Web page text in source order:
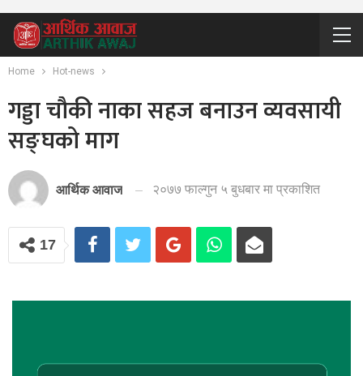
Home Hot-news
गड्डा चौकी नाका सहज बनाउन व्यवसायी
सङ्घको माग
आर्थिक आवाज २०७७ फाल्गुन ५ बुधबार मा प्रकाशित
17